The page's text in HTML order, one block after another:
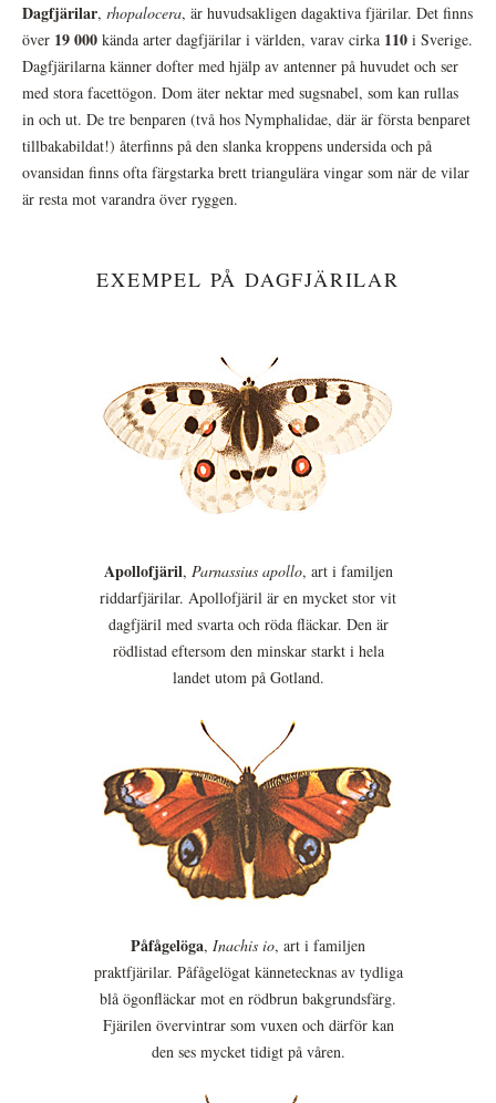
Dagfjärilar, rhopalocera, är huvudsakligen dagaktiva fjärilar. Det finns
över 19 000 kända arter dagfjärilar i världen, varav cirka 110 i Sverige.
Dagfjärilarna känner dofter med hjälp av antenner på huvudet och ser
med stora facettögon. Dom äter nektar med sugsnabel, som kan rullas
in och ut. De tre benparen (två hos Nymphalidae, där är första benparet
tillbakabildat!) återfinns på den slanka kroppens undersida och på
ovansidan finns ofta färgstarka brett triangulära vingar som när de vilar
är resta mot varandra över ryggen.
EXEMPEL PÅ DAGFJÄRILAR
Apollofjäril, Parnassius apollo, art i familjen
riddarfjärilar. Apollofjäril är en mycket stor vit
dagfjäril med svarta och röda fläckar. Den är
rödlistad eftersom den minskar starkt i hela
landet utom på Gotland.
Påfågelöga, Inachis io, art i familjen
praktfjärilar. Påfågelögat kännetecknas av tydliga
blå ögonfläckar mot en rödbrun bakgrundsfärg.
Fjärilen övervintrar som vuxen och därför kan
den ses mycket tidigt på våren.